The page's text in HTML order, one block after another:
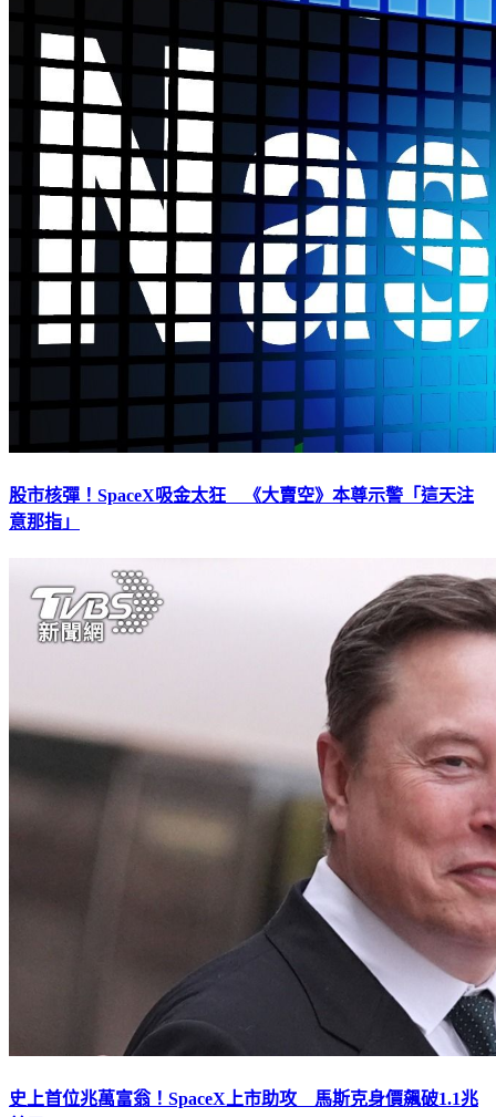
股市核彈！SpaceX吸金太狂 《大賣空》本尊示警「這天注
意那指」
史上首位兆萬富翁！SpaceX上市助攻 馬斯克身價飆破1.1兆